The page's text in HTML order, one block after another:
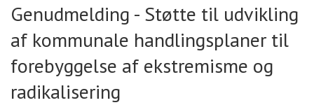
Genudmelding - Støtte til udvikling
af kommunale handlingsplaner til
forebyggelse af ekstremisme og
radikalisering